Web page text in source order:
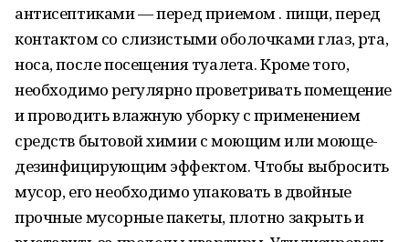
антисептиками — перед приемом . пищи, перед
контактом со слизистыми оболочками глаз, рта,
носа, после посещения туалета. Кроме того,
необходимо регулярно проветривать помещение
и проводить влажную уборку с применением
средств бытовой химии с моющим или моюще-
дезинфицирующим эффектом. Чтобы выбросить
мусор, его необходимо упаковать в двойные
прочные мусорные пакеты, плотно закрыть и